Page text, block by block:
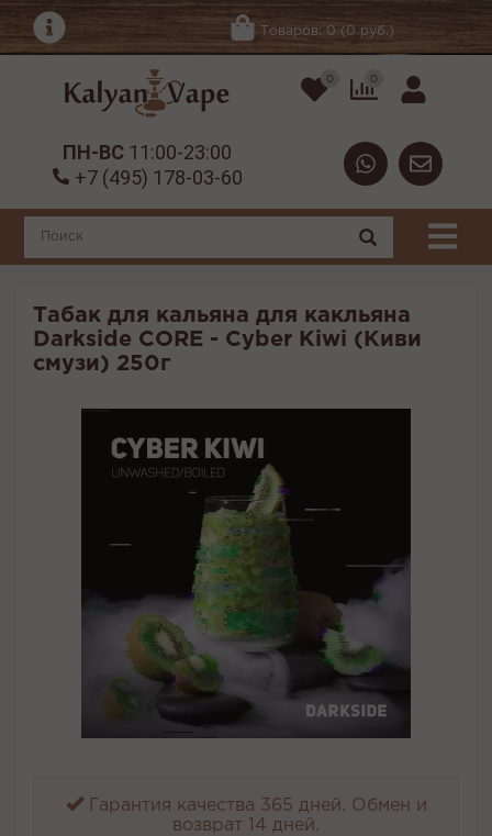
Товаров: 0 (0 руб.)
0 0
ПН-ВС 11:00-23:00
+7 (495) 178-03-60
Табак для кальяна для какльяна
Darkside CORE - Cyber Kiwi (Киви
смузи) 250г
Гарантия качества 365 дней. Обмен и
возврат 14 дней.